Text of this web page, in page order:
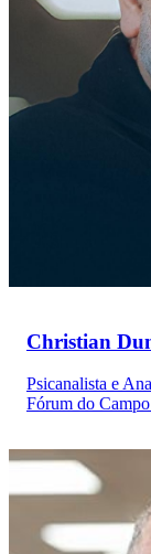
Christian
Psicanalista e
Fórum do